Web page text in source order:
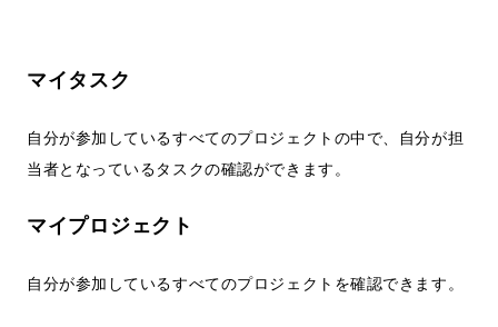
マイタスク
自分が参加しているすべてのプロジェクトの中で、自分が担
当者となっているタスクの確認ができます。
マイプロジェクト
自分が参加しているすべてのプロジェクトを確認できます。